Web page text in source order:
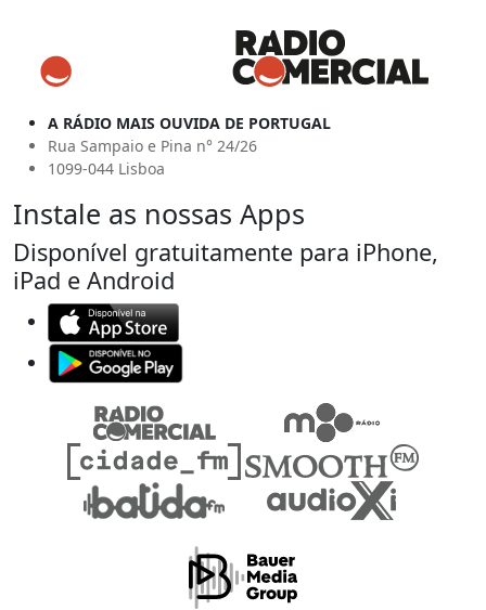
A RÁDIO MAIS OUVIDA DE PORTUGAL
Rua Sampaio e Pina n° 24/26
1099-044 Lisboa
Instale as nossas Apps
Disponível gratuitamente para iPhone,
iPad e Android